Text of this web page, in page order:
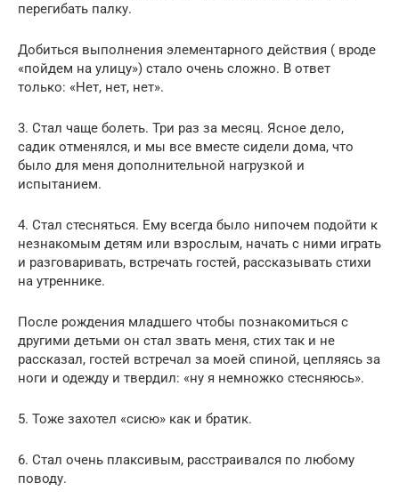
перегибать палку.
Добиться выполнения элементарного действия ( вроде
«пойдем на улицу») стало очень сложно. В ответ
только: «Нет, нет, нет».
3. Стал чаще болеть. Три раз за месяц. Ясное дело,
садик отменялся, и мы все вместе сидели дома, что
было для меня дополнительной нагрузкой и
испытанием.
4. Стал стесняться. Ему всегда было нипочем подойти к
незнакомым детям или взрослым, начать с ними играть
и разговаривать, встречать гостей, рассказывать стихи
на утреннике.
После рождения младшего чтобы познакомиться с
другими детьми он стал звать меня, стих так и не
рассказал, гостей встречал за моей спиной, цепляясь за
ноги и одежду и твердил: «ну я немножко стесняюсь».
5. Тоже захотел «сисю» как и братик.
6. Стал очень плаксивым, расстраивался по любому
поводу.